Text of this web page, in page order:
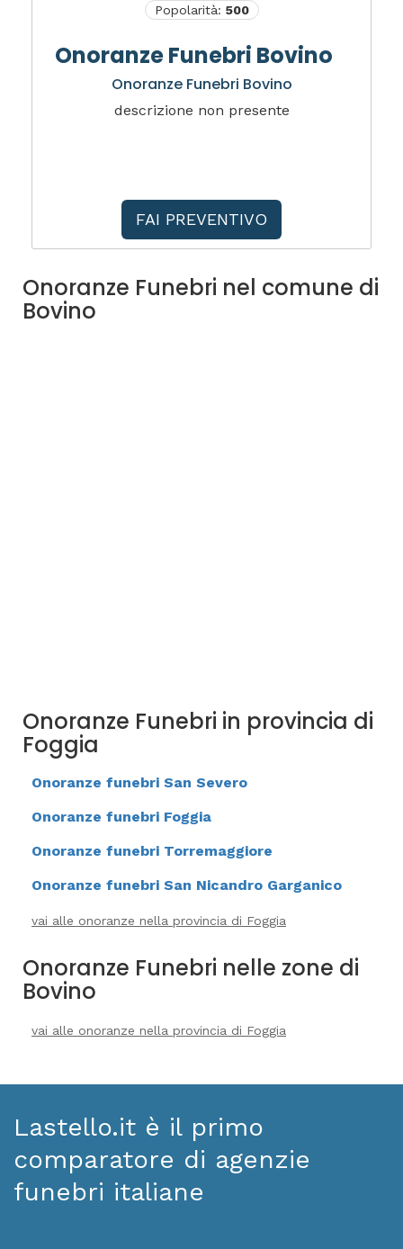
Popolarità: 500
Onoranze Funebri Bovino
Onoranze Funebri Bovino
descrizione non presente
FAI PREVENTIVO
Onoranze Funebri nel comune di
Bovino
Onoranze Funebri in provincia di
Foggia
Onoranze funebri San Severo
Onoranze funebri Foggia
Onoranze funebri Torremaggiore
Onoranze funebri San Nicandro Garganico
vai alle onoranze nella provincia di Foggia
Onoranze Funebri nelle zone di
Bovino
vai alle onoranze nella provincia di Foggia
Lastello.it è il primo
comparatore di agenzie
funebri italiane